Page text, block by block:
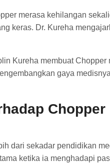
merasa kehilangan
keras. Dr. Kureha
Kureha membuat
gaya
Chopper
dari sekadar pendidikan
ketika ia menghadapi